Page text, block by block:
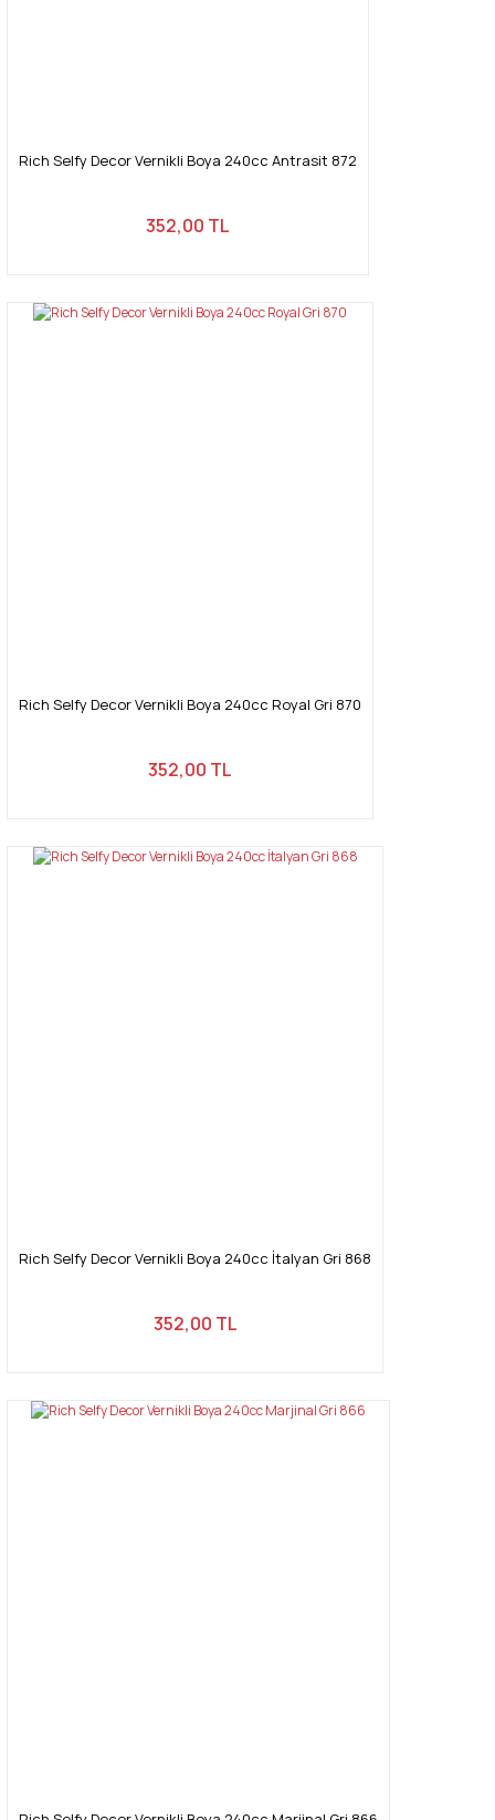
Rich Selfy Decor Vernikli Boya 240cc Antrasit 872
352,00 TL
Rich Selfy Decor Vernikli Boya 240cc Royal Gri 870
352,00 TL
Rich Selfy Decor Vernikli Boya 240cc İtalyan Gri 868
352,00 TL